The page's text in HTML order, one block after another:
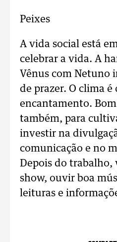
Peixes
A vida social está
celebrar a vida. A
Vênus com Netuno
de prazer. O clima é
encantamento.
também, para
investir na
comunicação e no
Depois do trabalho,
show, ouvir boa
leituras e